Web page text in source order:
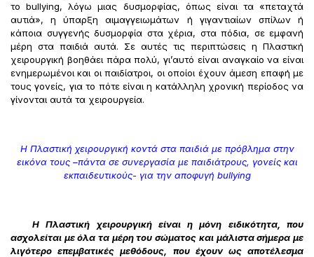
το bullying, λόγω μιας δυσμορφίας, όπως είναι τα «πεταχτά
αυτιά», η ύπαρξη αιμαγγειωμάτων ή γιγαντιαίων σπίλων ή
κάποια συγγενής δυσμορφία στα χέρια, στα πόδια, σε εμφανή
μέρη στα παιδιά αυτά. Σε αυτές τις περιπτώσεις η Πλαστική
χειρουργική βοηθάει πάρα πολύ, γι’αυτό είναι αναγκαίο να είναι
ενημερωμένοι και οι παιδίατροι, οι οποίοι έχουν άμεση επαφή με
τους γονείς, για το πότε είναι η κατάλληλη χρονική περίοδος να
γίνονται αυτά τα χειρουργεία.
Η Πλαστική χειρουργική κοντά στα παιδιά με πρόβλημα στην
εικόνα τους –πάντα σε συνεργασία με παιδιάτρους, γονείς και
εκπαιδευτικούς- για την αποφυγή bullying
Η Πλαστική χειρουργική είναι η μόνη ειδικότητα, που
ασχολείται με όλα τα μέρη του σώματος και μάλιστα σήμερα με
λιγότερο επεμβατικές μεθόδους, που έχουν ως αποτέλεσμα